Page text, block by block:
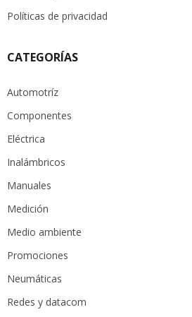
Políticas de privacidad
CATEGORÍAS
Automotríz
Componentes
Eléctrica
Inalámbricos
Manuales
Medición
Medio ambiente
Promociones
Neumáticas
Redes y datacom